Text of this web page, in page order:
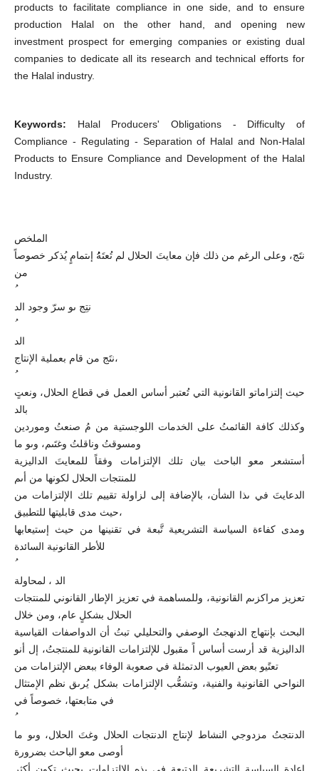
products to facilitate compliance in one side, and to ensure
production Halal on the other hand, and opening new
investment prospect for emerging companies or existing dual
companies to dedicate all its research and technical efforts for
the Halal industry.
Keywords: Halal Producers' Obligations - Difficulty of
Compliance - Regulating - Separation of Halal and Non-Halal
Products to Ensure Compliance and Development of the Halal
Industry.
الملخص
نتَج، وعلى الرغم من ذلك فإن معايتَ الحلال لم تُعتَهُُ إىتمامٍ يُذكر خصوصاً
من
نتِج ىو سرّ وجود الد
الد
نتَج من قام بعملية الإنتاج،
حيث إلتزاماتو القانونية التي تُعتبر أساس العمل في قطاع الحلال، ونعتٍ
بالد
وكذلك كافة القائمتُ على الخدمات اللوجستية من مُ صنعتُ وموردين
ومسوقتُ وناقلتُ وغتَىم، وىو ما
أستشعر معو الباحث بيان تلك الإلتزامات وفقاً للمعايتَ الداليزية
للمنتجات الحلال لكونها من أىم
الدعايتَ في ىذا الشأن، بالإضافة إلى لزاولة تقييم تلك الإلتزامات من
حيث مدى قابليتها للتطبيق،
ومدى كفاءة السياسة التشريعية تَّبعة في تقنينها من حيث إستيعابها
للأطر القانونية السائدة
الد ، لمحاولة
تعزيز مراكزىم القانونية، وللمساهمة في تعزيز الإطار القانوني للمنتجات
الحلال بشكلٍ عام، ومن خلال
البحث بإنتهاج الدنهجتُ الوصفي والتحليلي تبتُ أن الدواصفات القياسية
الداليزية قد أرست أساس اً مقبول للإلتزامات القانونية للمنتجتُ، إل أنو
تعتًيو بعض العيوب الدتمثلة في صعوبة الوفاء ببعض الإلتزامات من
النواحي القانونية والفنية، وتشعُّب الإلتزامات بشكل يُرىق نظم الإمتثال
في متابعتها، خصوصاً في
الدنتجتُ مزدوجي النشاط لإنتاج الدنتجات الحلال وغتَ الحلال، وىو ما
أوصى معو الباحث بضرورة